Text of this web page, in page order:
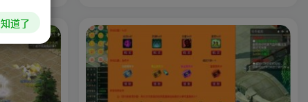
知道了